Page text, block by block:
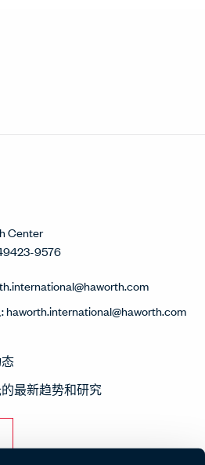
Center
9576
haworth.international@haworth.com
最新趋势和研究